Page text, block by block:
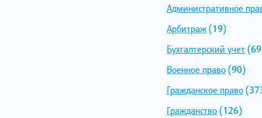
Административное
Арбитраж(19)
Бухгалтерский учет
Военное право(90)
Гражданское право
Гражданство(126)